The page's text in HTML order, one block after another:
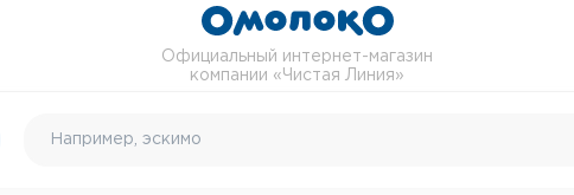
Официальный интернет-магазин
компании «Чистая Линия»